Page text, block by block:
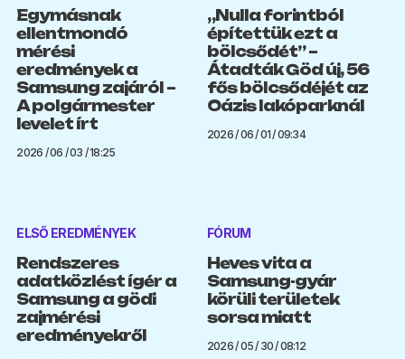
Egymásnak
ellentmondó
mérési
eredmények a
Samsung zajáról –
A polgármester
levelet írt
2026 / 06 / 03 / 18:25
„Nulla forintból
építettük ezt a
bölcsődét” –
Átadták Göd új, 56
fős bölcsődéjét az
Oázis lakóparknál
2026 / 06 / 01 / 09:34
ELSŐ EREDMÉNYEK
Rendszeres
adatközlést ígér a
Samsung a gödi
zajmérési
eredményekről
FÓRUM
Heves vita a
Samsung-gyár
körüli területek
sorsa miatt
2026 / 05 / 30 / 08:12